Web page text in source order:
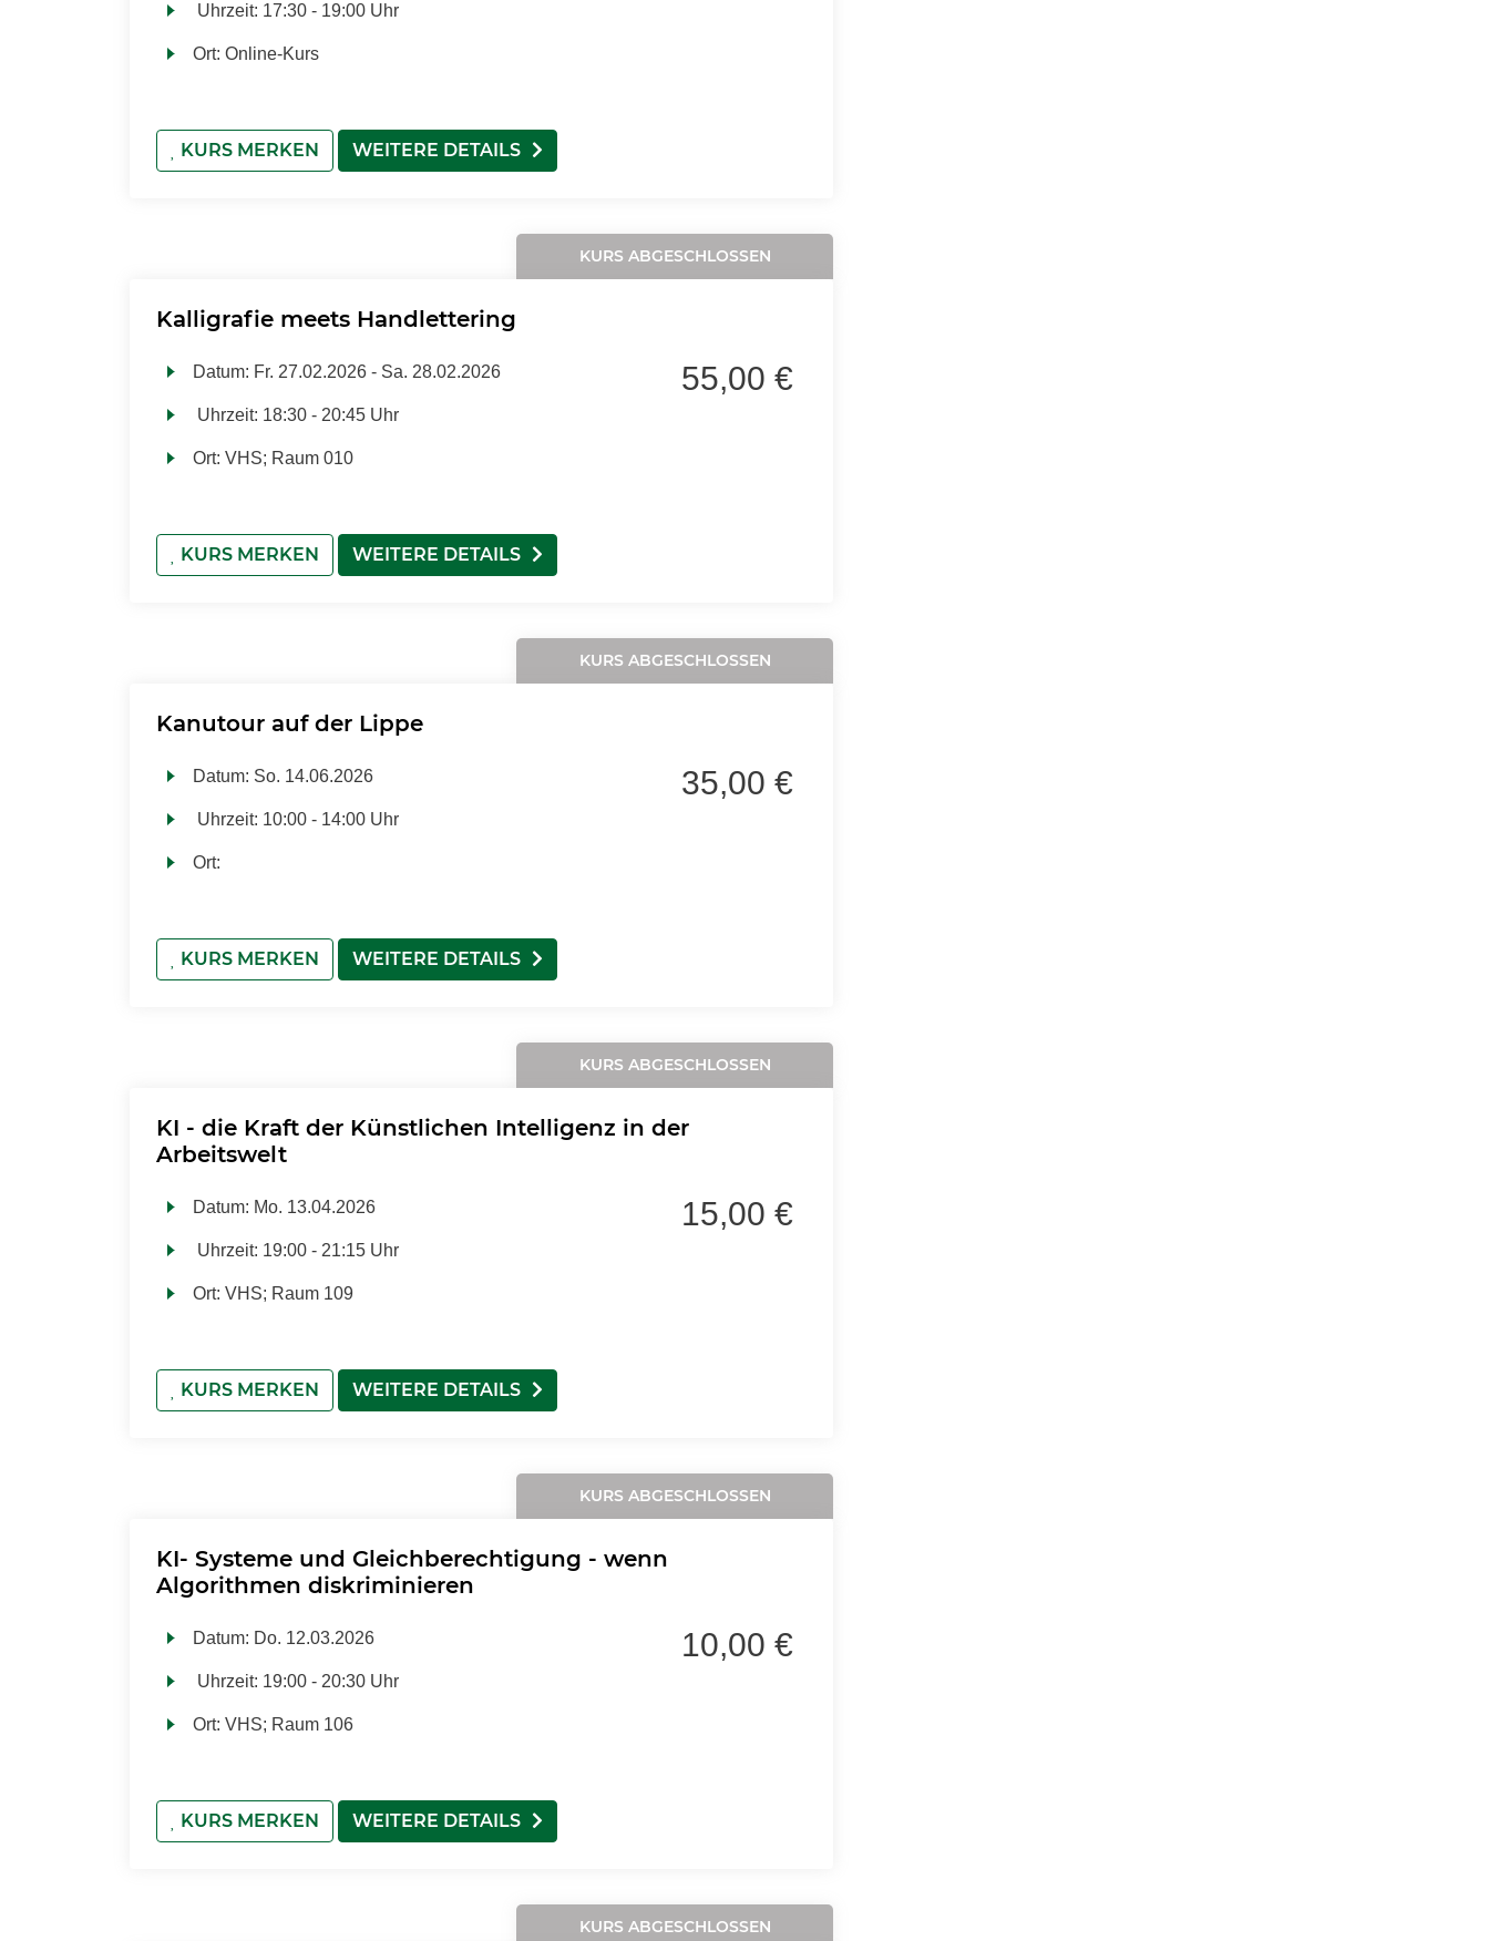
Uhrzeit: 17:30 - 19:00 Uhr
Ort: Online-Kurs
KURS MERKEN WEITERE DETAILS
KURS ABGESCHLOSSEN
Kalligrafie meets Handlettering
Datum: Fr. 27.02.2026 - Sa. 28.02.2026
Uhrzeit: 18:30 - 20:45 Uhr
Ort: VHS; Raum 010
55,00 €
KURS MERKEN WEITERE DETAILS
KURS ABGESCHLOSSEN
Kanutour auf der Lippe
Datum: So. 14.06.2026
Uhrzeit: 10:00 - 14:00 Uhr
Ort:
35,00 €
KURS MERKEN WEITERE DETAILS
KURS ABGESCHLOSSEN
KI - die Kraft der Künstlichen Intelligenz in der
Arbeitswelt
Datum: Mo. 13.04.2026
Uhrzeit: 19:00 - 21:15 Uhr
Ort: VHS; Raum 109
15,00 €
KURS MERKEN WEITERE DETAILS
KURS ABGESCHLOSSEN
KI- Systeme und Gleichberechtigung - wenn
Algorithmen diskriminieren
Datum: Do. 12.03.2026
Uhrzeit: 19:00 - 20:30 Uhr
Ort: VHS; Raum 106
10,00 €
KURS MERKEN WEITERE DETAILS
KURS ABGESCHLOSSEN